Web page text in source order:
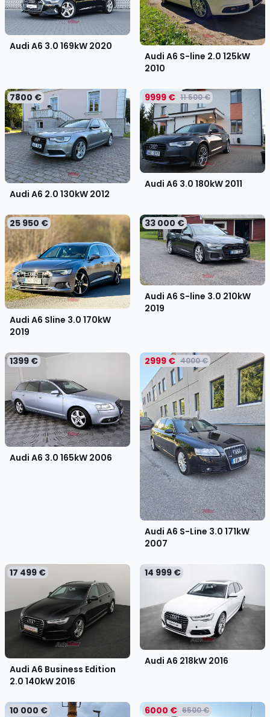
Audi A6 3.0 169kW 2020
Audi A6 S-line 2.0 125kW
2010
7800 €
Audi A6 2.0 130kW 2012
9999 € 11 500 €
Audi A6 3.0 180kW 2011
25 950 €
Audi A6 Sline 3.0 170kW
2019
33 000 €
Audi A6 S-line 3.0 210kW
2019
1399 €
Audi A6 3.0 165kW 2006
2999 € 4000 €
Audi A6 S-Line 3.0 171kW
2007
17 499 €
Audi A6 Business Edition
2.0 140kW 2016
14 999 €
Audi A6 218kW 2016
10 000 € 6000 € 6500 €